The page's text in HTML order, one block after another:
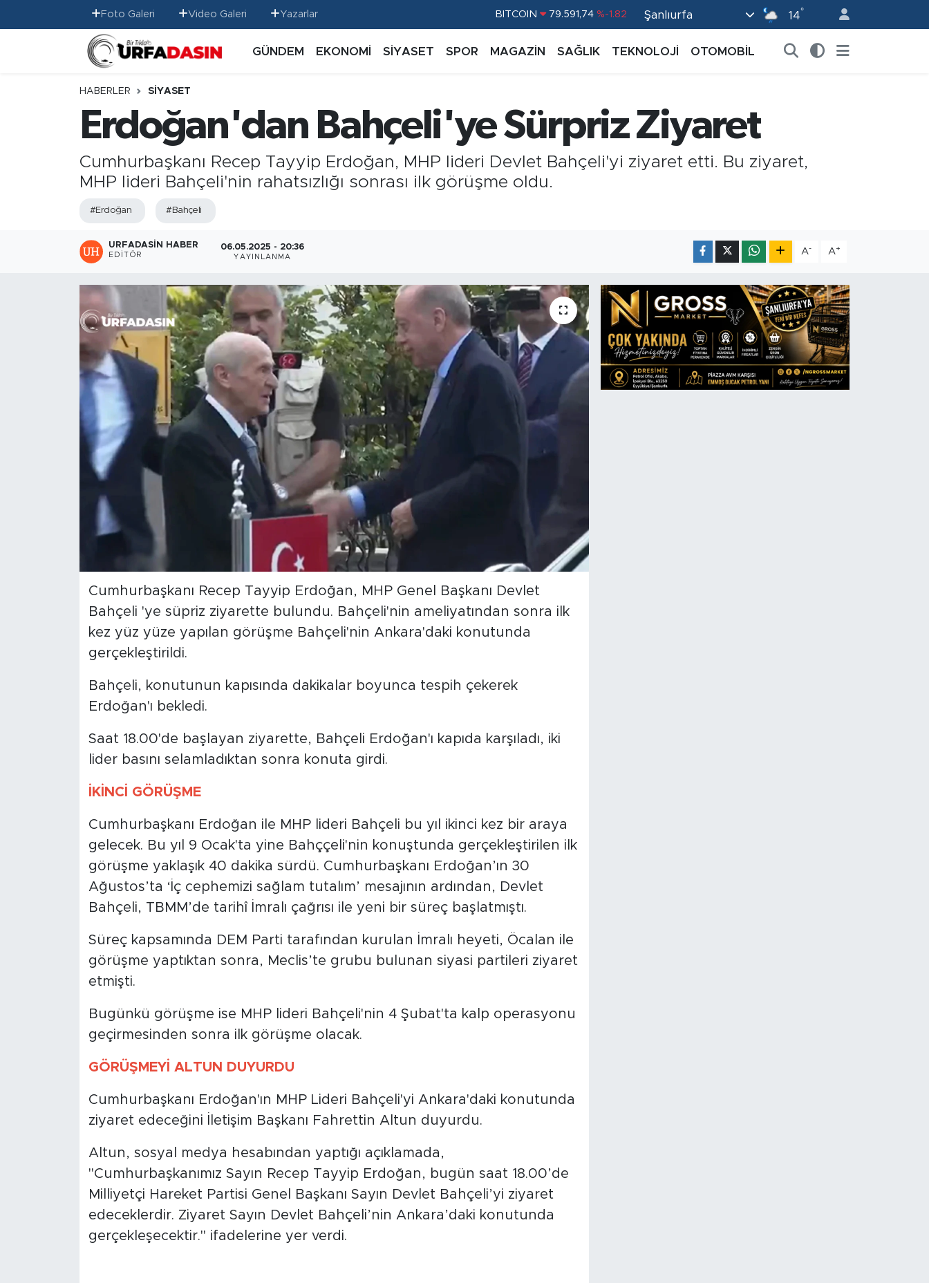
Foto Galeri Video Galeri Yazarlar
DOLAR 45,43620 %0.02
EURO 53,38690 %0.19
BİST100 14.598,00 %0
Şanlıurfa 14°
GÜNDEM EKONOMİ SİYASET SPOR MAGAZİN SAĞLIK TEKNOLOJİ OTOMOBİL
HABERLER SİYASET
Erdoğan'dan Bahçeli'ye Sürpriz Ziyaret
Cumhurbaşkanı Recep Tayyip Erdoğan, MHP lideri Devlet Bahçeli'yi ziyaret etti. Bu ziyaret,
MHP lideri Bahçeli'nin rahatsızlığı sonrası ilk görüşme oldu.
#Erdoğan #Bahçeli
URFADASIN HABER
EDITÖR
06.05.2025 - 20:36
YAYINLANMA
A- A+
Cumhurbaşkanı Recep Tayyip Erdoğan, MHP Genel Başkanı Devlet
Bahçeli 'ye süpriz ziyarette bulundu. Bahçeli'nin ameliyatından sonra ilk
kez yüz yüze yapılan görüşme Bahçeli'nin Ankara'daki konutunda
gerçekleştirildi.
Bahçeli, konutunun kapısında dakikalar boyunca tespih çekerek
Erdoğan'ı bekledi.
Saat 18.00'de başlayan ziyarette, Bahçeli Erdoğan'ı kapıda karşıladı, iki
lider basını selamladıktan sonra konuta girdi.
İKİNCİ GÖRÜŞME
Cumhurbaşkanı Erdoğan ile MHP lideri Bahçeli bu yıl ikinci kez bir araya
gelecek. Bu yıl 9 Ocak'ta yine Bahççeli'nin konuştunda gerçekleştirilen ilk
görüşme yaklaşık 40 dakika sürdü. Cumhurbaşkanı Erdoğan’ın 30
Ağustos’ta ‘İç cephemizi sağlam tutalım’ mesajının ardından, Devlet
Bahçeli, TBMM’de tarihî İmralı çağrısı ile yeni bir süreç başlatmıştı.
Süreç kapsamında DEM Parti tarafından kurulan İmralı heyeti, Öcalan ile
görüşme yaptıktan sonra, Meclis’te grubu bulunan siyasi partileri ziyaret
etmişti.
Bugünkü görüşme ise MHP lideri Bahçeli'nin 4 Şubat'ta kalp operasyonu
geçirmesinden sonra ilk görüşme olacak.
GÖRÜŞMEYİ ALTUN DUYURDU
Cumhurbaşkanı Erdoğan'ın MHP Lideri Bahçeli'yi Ankara'daki konutunda
ziyaret edeceğini İletişim Başkanı Fahrettin Altun duyurdu.
Altun, sosyal medya hesabından yaptığı açıklamada,
"Cumhurbaşkanımız Sayın Recep Tayyip Erdoğan, bugün saat 18.00’de
Milliyetçi Hareket Partisi Genel Başkanı Sayın Devlet Bahçeli’yi ziyaret
edeceklerdir. Ziyaret Sayın Devlet Bahçeli’nin Ankara’daki konutunda
gerçekleşecektir." ifadelerine yer verdi.
GÜNDEM
EKONOMİ
SİYASET
TEKNOLOJİ
Gizlilik ve Güvenlik Politikası
Nöbetçi Eczaneler
Hava Durumu
Namaz Vakitleri
Trafik Durumu
Süper Lig Puan Durumu ve Fikstür
Son Dakika Haberleri